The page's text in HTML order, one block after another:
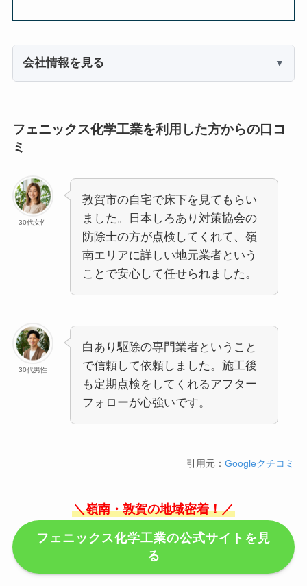
会社情報を見る
フェニックス化学工業を利用した方からの口コ
ミ
30代女性
敦賀市の自宅で床下を見てもらい
ました。日本しろあり対策協会の
防除士の方が点検してくれて、嶺
南エリアに詳しい地元業者という
ことで安心して任せられました。
30代男性
白あり駆除の専門業者ということ
で信頼して依頼しました。施工後
も定期点検をしてくれるアフター
フォローが心強いです。
引用元：Googleクチコミ
＼嶺南・敦賀の地域密着！／
フェニックス化学工業の公式サイトを見
る